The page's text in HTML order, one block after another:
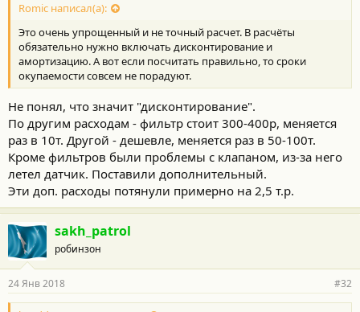
а
Romic написал(а):
Это очень упрощенный и не точный расчет. В расчёты
обязательно нужно включать дисконтирование и
амортизацию. А вот если посчитать правильно, то сроки
окупаемости совсем не порадуют.
Не понял, что значит "дисконтирование".
По другим расходам - фильтр стоит 300-400р, меняется
раз в 10т. Другой - дешевле, меняется раз в 50-100т.
Кроме фильтров были проблемы с клапаном, из-за него
летел датчик. Поставили дополнительный.
Эти доп. расходы потянули примерно на 2,5 т.р.
sakh_patrol
робинзон
24 Янв 2018 #32